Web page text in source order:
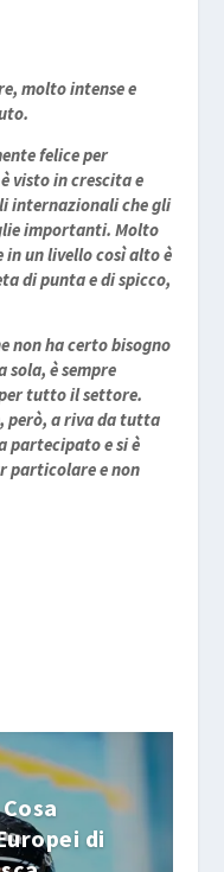
molto intense e
felice per
visto in crescita e
internazionali che gli
importanti. Molto
in un livello così alto è
di punta e di spicco,
non ha certo bisogno
sola, è sempre
tutto il settore.
però, a riva da tutta
partecipato e si è
particolare e non
di